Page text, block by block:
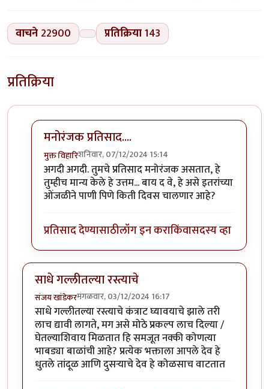
वाचने 22900 प्रतिक्रिया143
प्रतिक्रिया
मनोरंजक प्रतिसाद....
मुक्त विहारिशनिवार, 07/12/2024 15:14
In reply toमनोरंजक प्रतिसाद.byअमरेंद्र बाहुबली
अगदी अगदी. तुमचे प्रतिसाद मनोरंजक असतात, हे
तुम्हीच मान्य केले हे उत्तम... बाय द वे, हे असे इतरांच्या
ओंजळीने पाणी पिणे किती दिवस चालणार आहे?
प्रतिसाद देण्यासाठीलॉग इन कराकिंवासदस्य व्हा
साधे गल्लीतल्या रस्त्याचे
संजय खांडेकरमंगळवार, 03/12/2024 16:17
साधे गल्लीतल्या रस्त्याचे कंत्राट घ्यावयाचे झाले तरी
लाच द्यावी लागते, मग असे मोठे प्रकल्प लाच दिल्या /
घेतल्याशिवाय मिळतात हि समजूत नक्की कोणत्या
भाबड्या बाळांची आहे? प्रत्येक भक्ताला आपले देव हे
धुतले तांदूळ आणि दुसऱ्याचे देव हे कोळसाच वाटतात